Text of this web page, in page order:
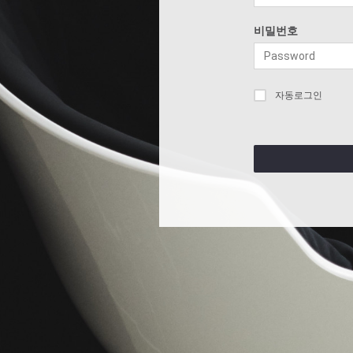
비밀번호
자동로그인